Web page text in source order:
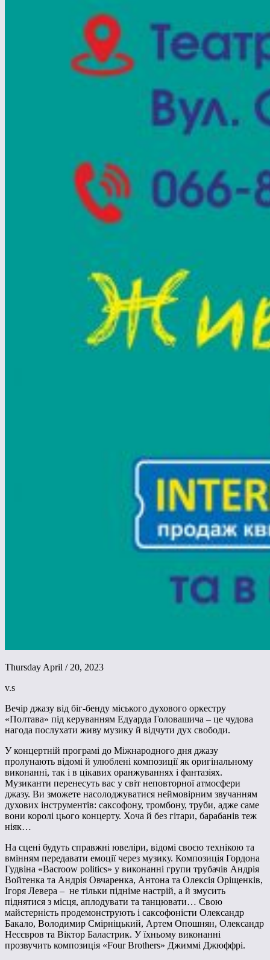
Thursday April / 20, 2023
v.s
Вечір джазу від біг-бенду міського духового оркестру
«Полтава» під керуванням Едуарда Головашича – це чудова
нагода послухати живу музику й відчути дух свободи.
У концертній програмі до Міжнародного дня джазу
пролунають відомі й улюблені композиції як оригінальному
виконанні, так і в цікавих оранжуваннях і фантазіях.
Музиканти перенесуть вас у світ неповторної атмосфери
джазу. Ви зможете насолоджуватися неймовірним звучанням
духових інструментів: саксофону, тромбону, труби, адже саме
вони королі цього концерту. Хоча й без гітари, барабанів теж
ніяк…
На сцені будуть справжні ювеліри, відомі своєю технікою та
вмінням передавати емоції через музику. Композиція Гордона
Гудвіна «Bacroow politics» у виконанні групи трубачів Андрія
Войтенка та Андрія Овчаренка, Антона та Олексія Оріщенків,
Ігоря Левера – не тільки підніме настрій, а й змусить
піднятися з місця, аплодувати та танцювати… Свою
майстерність продемонструють і саксофоністи Олександр
Бакало, Володимир Смірніцький, Артем Опошнян, Олександр
Несєвров та Віктор Баластрик. У їхньому виконанні
прозвучить композиція «Four Brothers» Джиммі Джюффрі.